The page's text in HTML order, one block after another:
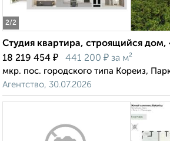
2/2
Студия квартира, строящийся дом,
18 219 454 ₽ 441 200 ₽ за м²
мкр. пос. городского типа Кореиз,
Агентство, 30.07.2026